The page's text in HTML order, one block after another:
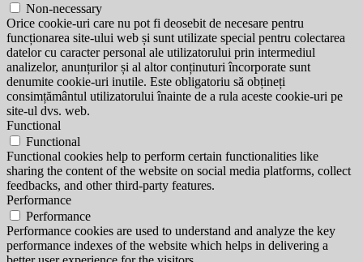
Non-necessary
Orice cookie-uri care nu pot fi deosebit de necesare pentru
funcționarea site-ului web și sunt utilizate special pentru colectarea
datelor cu caracter personal ale utilizatorului prin intermediul
analizelor, anunțurilor și al altor conținuturi încorporate sunt
denumite cookie-uri inutile. Este obligatoriu să obțineți
consimțământul utilizatorului înainte de a rula aceste cookie-uri pe
site-ul dvs. web.
Functional
Functional
Functional cookies help to perform certain functionalities like
sharing the content of the website on social media platforms, collect
feedbacks, and other third-party features.
Performance
Performance
Performance cookies are used to understand and analyze the key
performance indexes of the website which helps in delivering a